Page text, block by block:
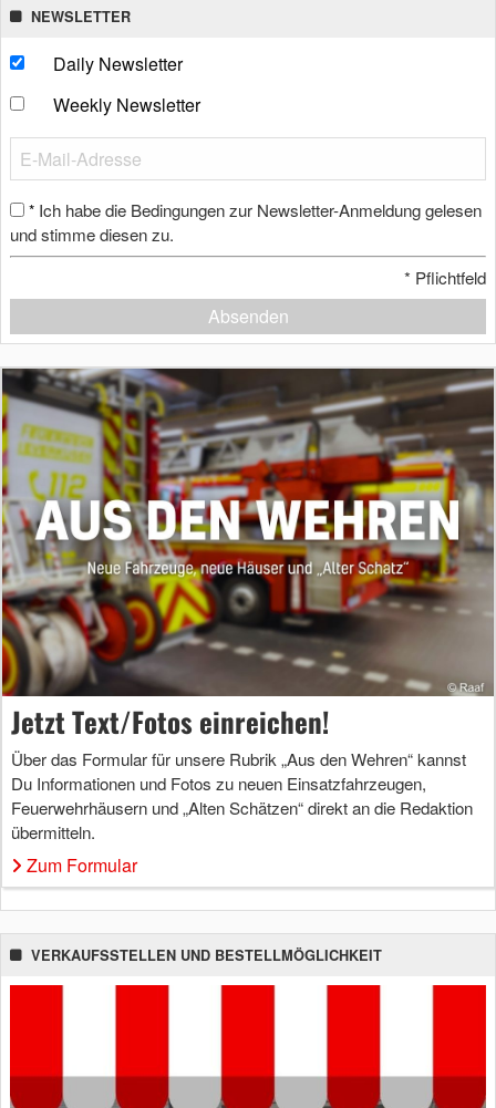
NEWSLETTER
Daily Newsletter
Weekly Newsletter
* Ich habe die Bedingungen zur Newsletter-Anmeldung gelesen
und stimme diesen zu.
* Pflichtfeld
Absenden
Jetzt Text/Fotos einreichen!
Über das Formular für unsere Rubrik „Aus den Wehren“ kannst
Du Informationen und Fotos zu neuen Einsatzfahrzeugen,
Feuerwehrhäusern und „Alten Schätzen“ direkt an die Redaktion
übermitteln.
Zum Formular
VERKAUFSSTELLEN UND BESTELLMÖGLICHKEIT